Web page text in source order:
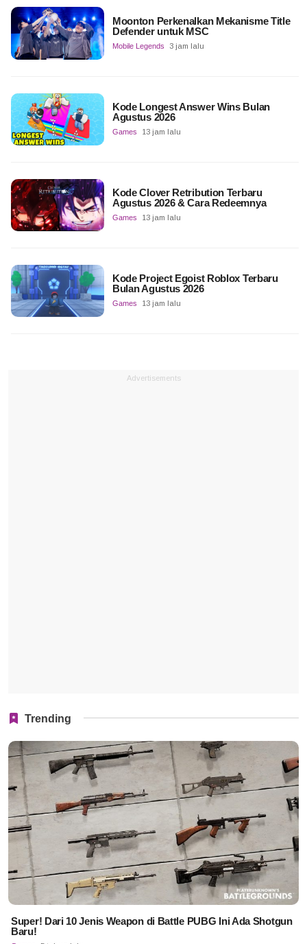
Moonton Perkenalkan Mekanisme Title
Defender untuk MSC
Mobile Legends 3 jam lalu
Kode Longest Answer Wins Bulan
Agustus 2026
Games 13 jam lalu
Kode Clover Retribution Terbaru
Agustus 2026 & Cara Redeemnya
Games 13 jam lalu
Kode Project Egoist Roblox Terbaru
Bulan Agustus 2026
Games 13 jam lalu
Advertisements
Trending
Super! Dari 10 Jenis Weapon di Battle PUBG Ini Ada Shotgun
Baru!